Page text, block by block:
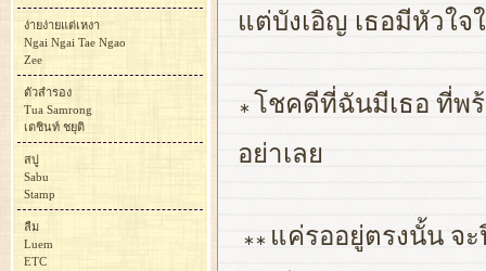
แต่บังเอิญ เธอมีหัวใ
∗ โชคดีที่ฉันมีเธอ ที่พ
อย่าเลย
∗∗ แค่รออยู่ตรงนั้น จ
ง่ายง่ายแต่เหงา
Ngai Ngai Tae Ngao
Zee
ตัวสำรอง
Tua Samrong
เตชินท์ ชยุติ
สบู่
Sabu
Stamp
ลืม
Luem
ETC